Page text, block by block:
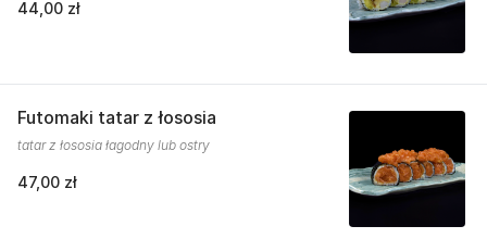
44,00 zł
Futomaki tatar z łososia
tatar z łososia łagodny lub ostry
47,00 zł